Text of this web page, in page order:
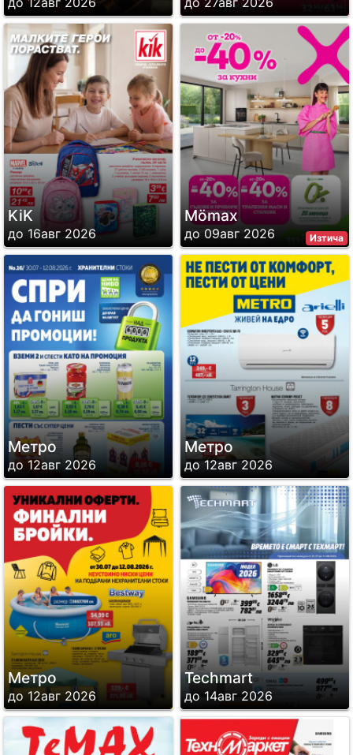
KiK
до 16авг 2026 Изтича
Mömax
до 09авг 2026
Метро
до 12авг 2026
Метро
до 12авг 2026
Метро
до 12авг 2026
Techmart
до 14авг 2026